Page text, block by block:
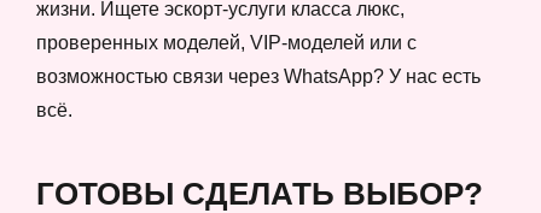
жизни. Ищете эскорт-услуги класса люкс,
проверенных моделей, VIP-моделей или с
возможностью связи через WhatsApp? У нас есть
всё.
ГОТОВЫ СДЕЛАТЬ ВЫБОР?